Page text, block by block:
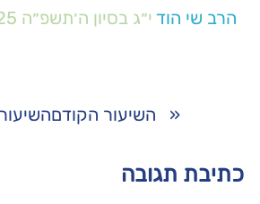
הרב שי הוד י״ג בסיון ה׳תשפ״ה
« השיעור הקודם
כתיבת תגובה